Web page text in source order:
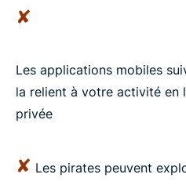
✘
Les applications mobiles
la relient à votre activité en
privée
✘ Les pirates peuvent